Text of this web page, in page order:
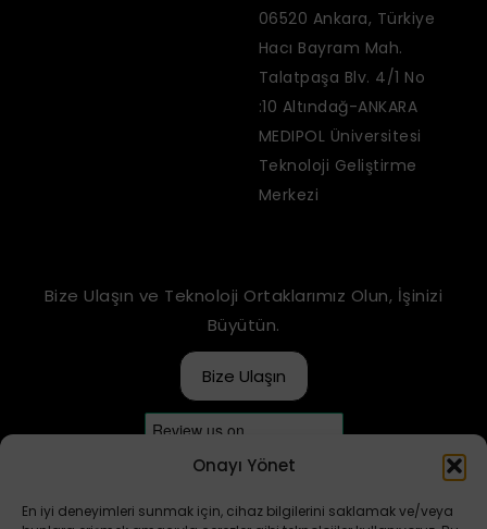
Onayı Yönet
En iyi deneyimleri sunmak için, cihaz bilgilerini saklamak ve/veya
06520 Ankara, Türkiye
Hacı Bayram Mah.
Talatpaşa Blv. 4/1 No
:10 Altındağ-ANKARA
MEDIPOL Üniversitesi
Teknoloji Geliştirme
Merkezi
Bize Ulaşın ve Teknoloji Ortaklarımız Olun, İşinizi
Büyütün.
Bize Ulaşın